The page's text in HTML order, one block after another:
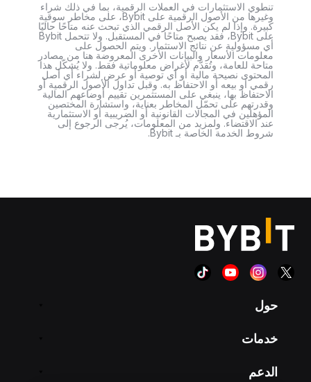
تنطوي الاستثمارات في العملات الرقمية، بما في ذلك شراء
وغيرها من الأصول الرقمية على Bybit، على مخاطر سوقية
كبيرة. وإذا لم يكن الأصل الرقمي الذي تبحث عنه متاحًا حاليًا
على Bybit، فقد يصبح متاحًا في المستقبل. ولا تتحمل Bybit
أي مسؤولية عن نتائج الاستثمار. ويتم الحصول على
معلومات الأسعار والبيانات الأخرى المعروضة هنا من مصادر
متاحة للعامة، وتُقدَّم لأغراض معلوماتية فقط. ولا يُشكّل هذا
المحتوى نصيحة مالية أو أي توصية أو عرض لشراء أي أصل
رقمي أو بيعه أو الاحتفاظ به. وقبل تداول الأصول الرقمية أو
الاحتفاظ بها، ينبغي على المستثمرين تقييم أوضاعهم المالية
وقدرتهم على تحمّل المخاطر بعناية، واستشارة المختصين
المؤهلين في المجالات القانونية أو الضريبية أو الاستثمارية
عند الاقتضاء. ولمزيد من المعلومات، يُرجى الرجوع إلى
شروط الخدمة الخاصة بـ Bybit.
حول
خدمات
الدعم